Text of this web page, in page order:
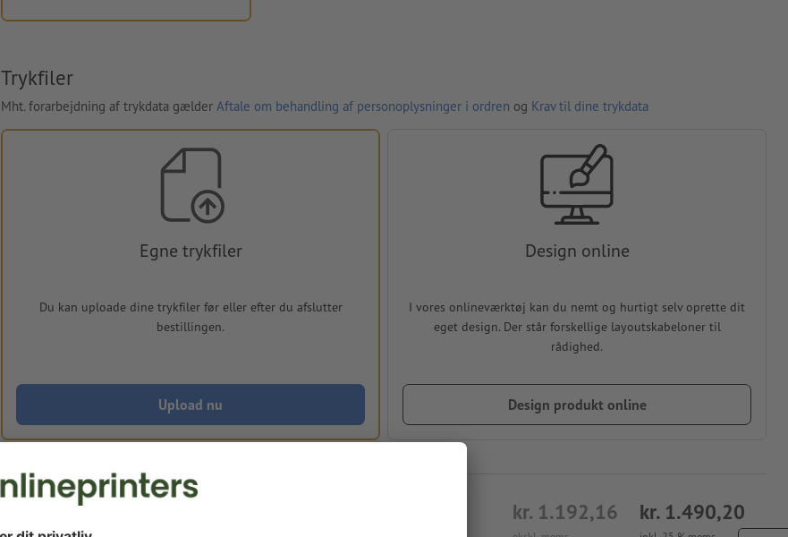
Trykfiler
Mht. forarbejdning af trykdata gælder Aftale om behandling af personoplysninger i ordren og Krav til dine trykdata
Egne trykfiler
Du kan uploade dine trykfiler før eller efter du afslutter
bestillingen.
Upload nu
Design online
I vores onlineværktøj kan du nemt og hurtigt selv oprette dit
eget design. Der står forskellige layoutskabeloner til
rådighed.
Design produkt online
kr. 1.192,16 kr. 1.490,20
man. d. 17. aug. - ons. d. 19. aug.